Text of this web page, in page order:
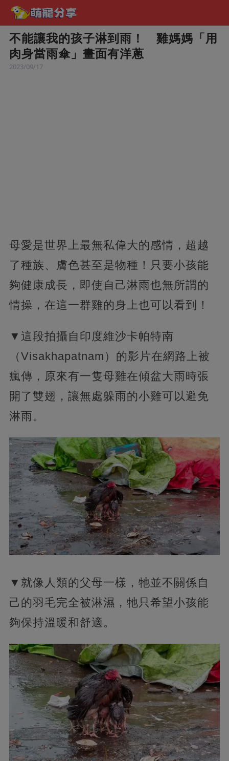
不能讓我的孩子淋到雨！ 雞媽媽「用
肉身當雨傘」畫面有洋蔥
2023/09/17
母愛是世界上最無私偉大的感情，超越
了種族、膚色甚至是物種！只要小孩能
夠健康成長，即使自己淋雨也無所謂的
情操，在這一群雞的身上也可以看到！
▼這段拍攝自印度維沙卡帕特南
（Visakhapatnam）的影片在網路上被
瘋傳，原來有一隻母雞在傾盆大雨時張
開了雙翅，讓無處躲雨的小雞可以避免
淋雨。
▼就像人類的父母一樣，牠並不關係自
己的羽毛完全被淋濕，牠只希望小孩能
夠保持溫暖和舒適。